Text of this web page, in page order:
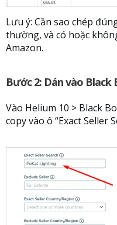
Lưu ý: Cần sao chép
thường, và có hoặc
Amazon.
Bước 2: Dán vào Black
Vào Helium 10 > Black
copy vào ô “Exact Seller